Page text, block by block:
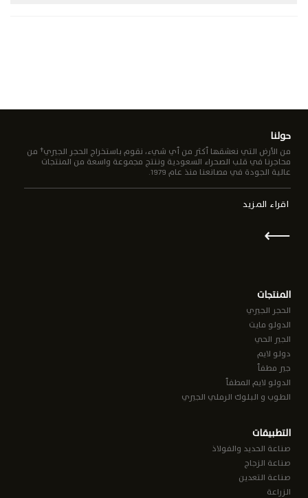
حولنا
من الأرض التي نعشقها أكثر من أي شيء، نقوم باستخراج الحجر الجيري† من
محاجرنا في قلب الصحراء السعودية وننتج مجموعة واسعة من المنتجات
عالية الجودة في مصانعنا منذ عام 1979.
اقراء المزيد
⟵
المنتجات
الحجر الجيري
الدولو مايت
الجير الحي
دولو لايم
جير مطفأ
الدولو لايم المطفأ
الطوب و البلوك الرملي الجيري
التطبيقات
صناعة الحديد والفولاذ
صناعة الزجاج
صناعة التعدين
الزراعة